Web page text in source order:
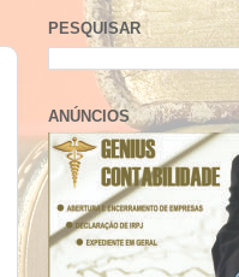
PESQUISAR
ANÚNCIOS